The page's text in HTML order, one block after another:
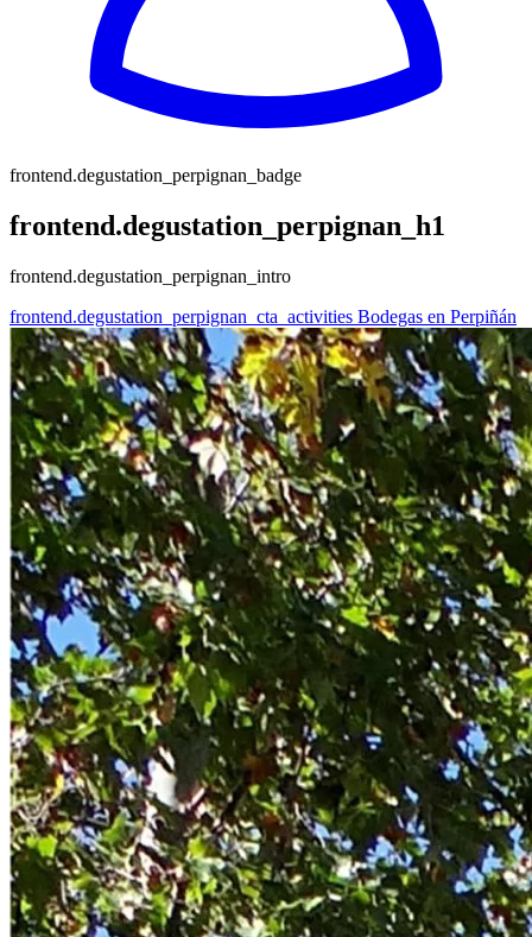
frontend.degustation_perpignan_badge
frontend.degustation_perpignan_h1
frontend.degustation_perpignan_intro
frontend.degustation_perpignan_cta_activities Bodegas en Perpiñán